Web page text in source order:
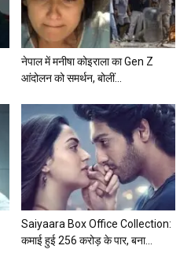
नेपाल में मनीषा कोइराला का Gen Z
आंदोलन को समर्थन, बोलीं...
Saiyaara Box Office Collection:
कमाई हुई 256 करोड़ के पार, बना...